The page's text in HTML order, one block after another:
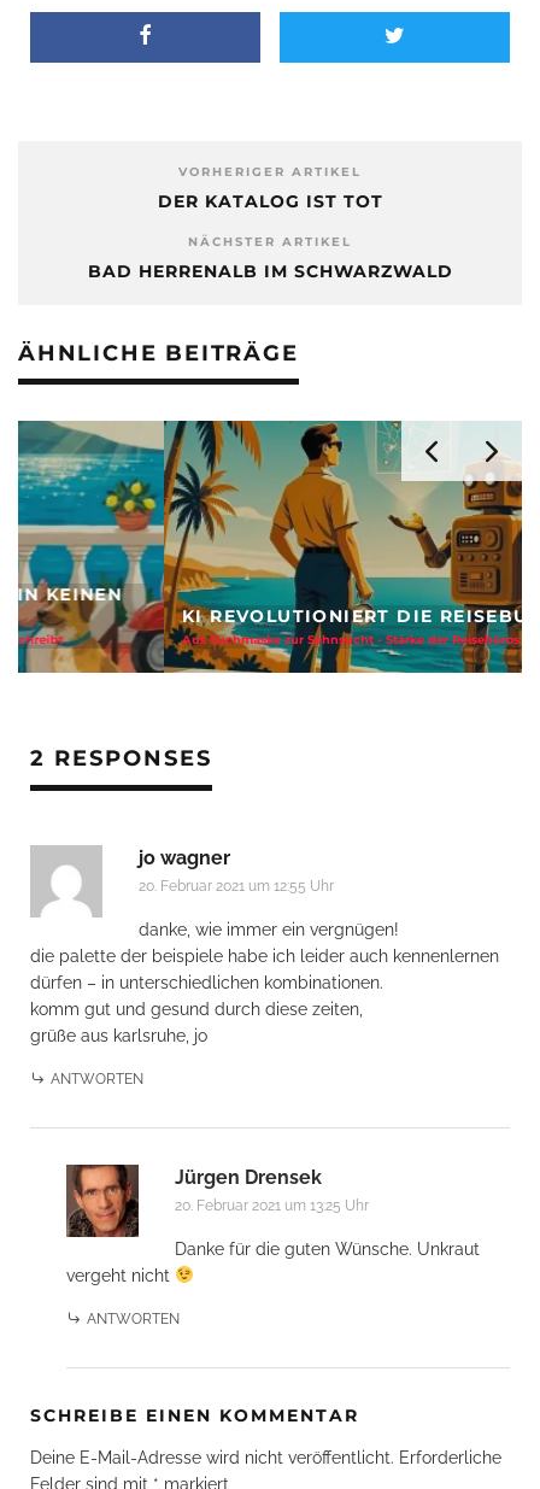
VORHERIGER ARTIKEL
DER KATALOG IST TOT
NÄCHSTER ARTIKEL
BAD HERRENALB IM SCHWARZWALD
ÄHNLICHE BEITRÄGE
KI REVOLUTIONIERT DIE REISEBUCHUNG
Aus Suchmaske zur Sehnsucht - Stärke der Reisebüros
2 RESPONSES
jo wagner
20. Februar 2021 um 12:55 Uhr
danke, wie immer ein vergnügen!
die palette der beispiele habe ich leider auch kennenlernen
dürfen – in unterschiedlichen kombinationen.
komm gut und gesund durch diese zeiten,
grüße aus karlsruhe, jo
ANTWORTEN
Jürgen Drensek
20. Februar 2021 um 13:25 Uhr
Danke für die guten Wünsche. Unkraut
vergeht nicht
ANTWORTEN
SCHREIBE EINEN KOMMENTAR
Deine E-Mail-Adresse wird nicht veröffentlicht. Erforderliche
Felder sind mit * markiert